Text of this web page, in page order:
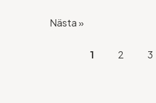
Nästa »
1 2 3